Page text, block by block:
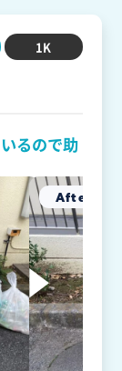
1K
るので助